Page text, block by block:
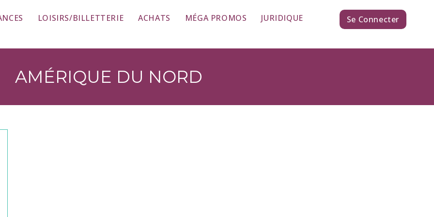
LOISIRS/BILLETTERIE ACHATS MÉGA PROMOS JURIDIQUE Se Connecter
AMÉRIQUE DU NORD